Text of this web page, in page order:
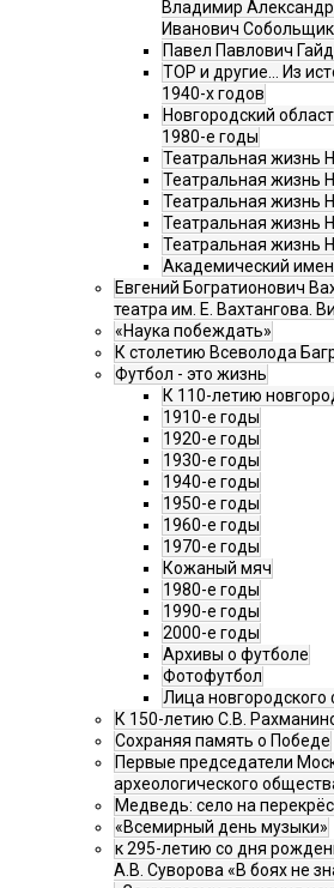
Владимир
Иванович
Павел Павлович
ТОР и другие… Из
1940-х годов
Новгородский
1980-е годы
Театральная жизнь
Театральная жизнь
Театральная жизнь
Театральная жизнь
Театральная жизнь
Академический
Евгений Богратионович
театра им. Е. Вахтангова.
«Наука побеждать»
К столетию Всеволода
Футбол - это жизнь
К 110-летию
1910-е годы
1920-е годы
1930-е годы
1940-е годы
1950-е годы
1960-е годы
1970-е годы
Кожаный мяч
1980-е годы
1990-е годы
2000-е годы
Архивы о футболе
Фотофутбол
Лица новгородского
К 150-летию С.В.
Сохраняя память о Победе
Первые председатели
археологического
Медведь: село на
«Всемирный день музыки»
к 295-летию со дня
А.В. Суворова «В боях не